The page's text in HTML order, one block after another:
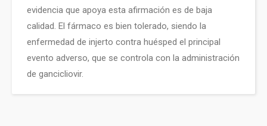
evidencia que apoya esta afirmación es de baja
calidad. El fármaco es bien tolerado, siendo la
enfermedad de injerto contra huésped el principal
evento adverso, que se controla con la administración
de gancicliovir.